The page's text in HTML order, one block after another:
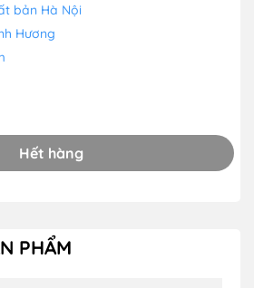
bản Hà Nội
Hương
Hết hàng
PHẨM